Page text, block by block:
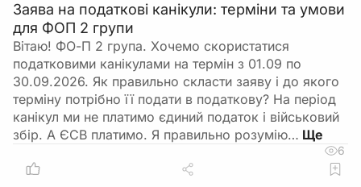
Заява на податкові канікули: терміни та умови
для ФОП 2 групи
Вітаю! ФО-П 2 група. Хочемо скористатися
податковими канікулами на термін з 01.09 по
30.09.2026. Як правильно скласти заяву і до якого
терміну потрібно її подати в податкову? На період
канікул ми не платимо єдиний податок і військовий
збір. А ЄСВ платимо. Я правильно розумію…
6